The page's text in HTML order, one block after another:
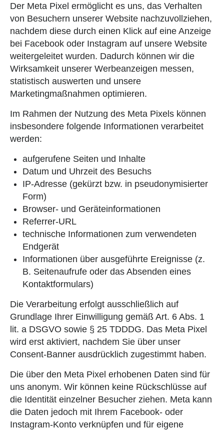
Der Meta Pixel ermöglicht es uns, das Verhalten
von Besuchern unserer Website nachzuvollziehen,
nachdem diese durch einen Klick auf eine Anzeige
bei Facebook oder Instagram auf unsere Website
weitergeleitet wurden. Dadurch können wir die
Wirksamkeit unserer Werbeanzeigen messen,
statistisch auswerten und unsere
Marketingmaßnahmen optimieren.
Im Rahmen der Nutzung des Meta Pixels können
insbesondere folgende Informationen verarbeitet
werden:
aufgerufene Seiten und Inhalte
Datum und Uhrzeit des Besuchs
IP-Adresse (gekürzt bzw. in pseudonymisierter
Form)
Browser- und Geräteinformationen
Referrer-URL
technische Informationen zum verwendeten
Endgerät
Informationen über ausgeführte Ereignisse (z.
B. Seitenaufrufe oder das Absenden eines
Kontaktformulars)
Die Verarbeitung erfolgt ausschließlich auf
Grundlage Ihrer Einwilligung gemäß Art. 6 Abs. 1
lit. a DSGVO sowie § 25 TDDDG. Das Meta Pixel
wird erst aktiviert, nachdem Sie über unser
Consent-Banner ausdrücklich zugestimmt haben.
Die über den Meta Pixel erhobenen Daten sind für
uns anonym. Wir können keine Rückschlüsse auf
die Identität einzelner Besucher ziehen. Meta kann
die Daten jedoch mit Ihrem Facebook- oder
Instagram-Konto verknüpfen und für eigene